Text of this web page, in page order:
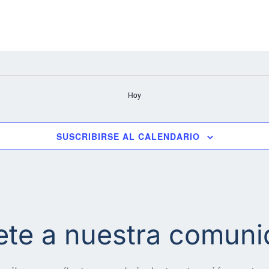
Hoy
SUSCRIBIRSE AL CALENDARIO
a nuestra